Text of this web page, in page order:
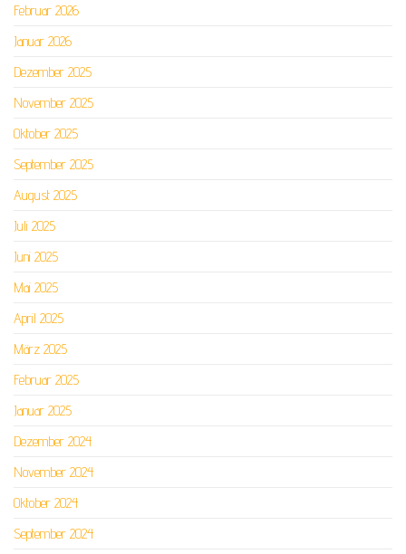
Februar 2026
Januar 2026
Dezember 2025
November 2025
Oktober 2025
September 2025
August 2025
Juli 2025
Juni 2025
Mai 2025
April 2025
März 2025
Februar 2025
Januar 2025
Dezember 2024
November 2024
Oktober 2024
September 2024